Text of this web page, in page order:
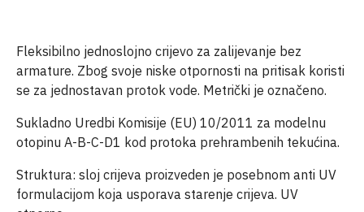
Fleksibilno jednoslojno crijevo za zalijevanje bez
armature. Zbog svoje niske otpornosti na pritisak koristi
se za jednostavan protok vode. Metrički je označeno.
Sukladno Uredbi Komisije (EU) 10/2011 za modelnu
otopinu A-B-C-D1 kod protoka prehrambenih tekućina.
Struktura: sloj crijeva proizveden je posebnom anti UV
formulacijom koja usporava starenje crijeva. UV